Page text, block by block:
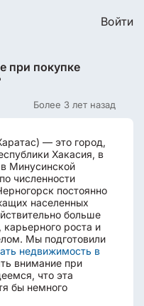
Войти
при покупке
Более 3 лет назад
— это город,
Хакасия, в
Минусинской
численности
постоянно
населенных
больше
карьерного роста и
Мы подготовили
недвижимость в
внимание при
что эта
бы немного